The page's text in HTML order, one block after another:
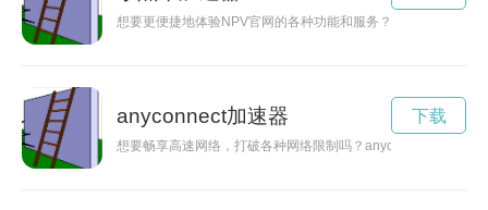
想要更便捷地体验NPV官网的各种功能和服务？小黑牛将助您
anyconnect加速器
想要畅享高速网络，打破各种网络限制吗？anyconnect加速器
下载